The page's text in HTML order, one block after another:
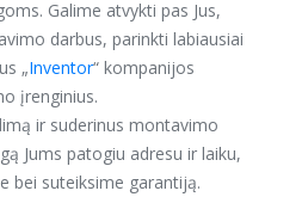
Galime atvykti pas Jus,
darbus, parinkti labiausiai
„Inventor“ kompanijos
įrenginius.
ir suderinus montavimo
Jums patogiu adresu ir laiku,
bei suteiksime garantiją.